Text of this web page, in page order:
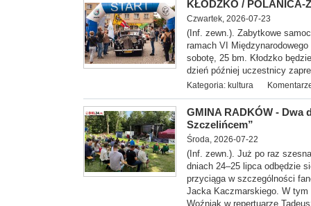
KŁODZKO /
Czwartek, 2026-07-23
(Inf. zewn.). Zabytkowe
ramach VI Międzynarodowego
sobotę, 25 bm. Kłodzko
dzień później uczestnicy
Kategoria: kultura
GMINA RADKÓW - Dwa
Szczelińcem”
Środa, 2026-07-22
(Inf. zewn.). Już po raz
dniach 24–25 lipca odbędzie
przyciąga w szczególności
Jacka Kaczmarskiego. W tym
Woźniak w repertuarze